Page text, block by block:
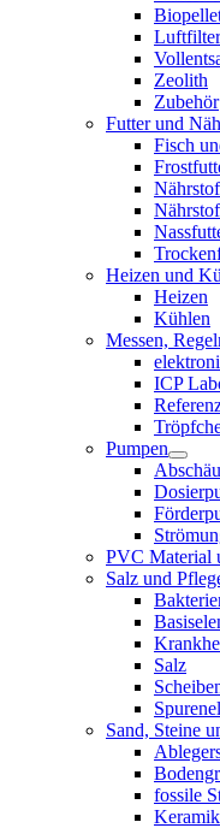
Zeolith
Zubehör
Futter und
Fisch
Heizen und
Heizen
Kühlen
Messen,
ICP
Pumpen
PVC Material
Salz und
Salz
Sand, Steine
fossile
Keramik